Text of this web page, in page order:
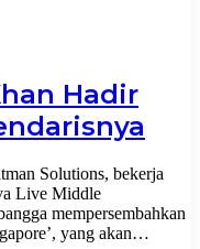
Hadir
Solutions, bekerja
Live Middle
mempersembahkan
yang akan…